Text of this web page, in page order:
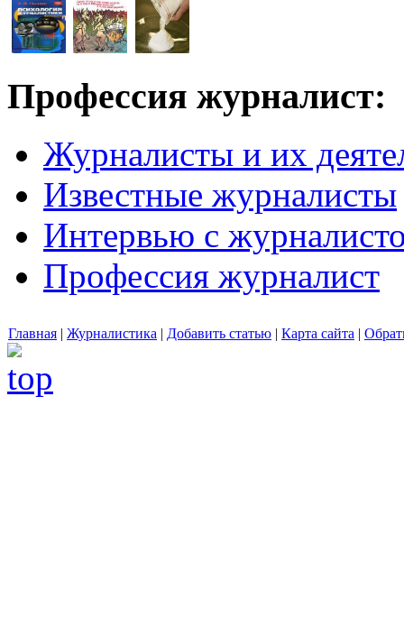
Профессия журналист:
Журналисты и их
Известные журналисты
Интервью с
Профессия журналист
Главная | Журналистика | Добавить статью | Карта сайта |